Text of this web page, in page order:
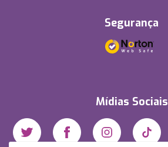
Segurança
Mídias Sociais